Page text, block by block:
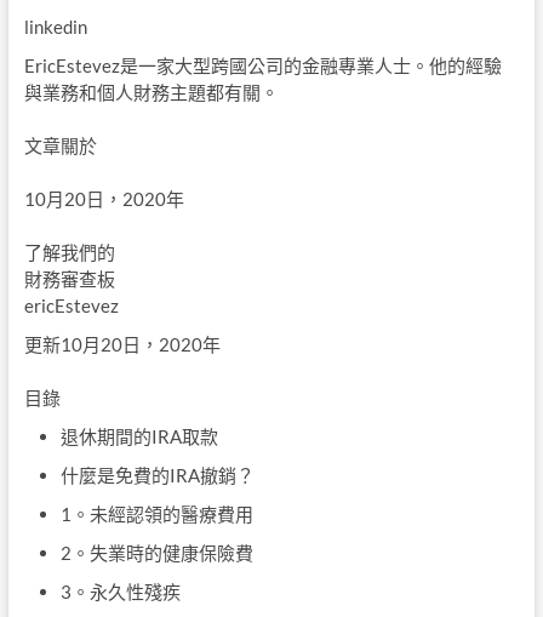
linkedin
EricEstevez是一家大型跨國公司的金融專業人士。他的經驗
與業務和個人財務主題都有關。
文章關於
10月20日，2020年
了解我們的
財務審查板
ericEstevez
更新10月20日，2020年
目錄
退休期間的IRA取款
什麼是免費的IRA撤銷？
1。未經認領的醫療費用
2。失業時的健康保險費
3。永久性殘疾